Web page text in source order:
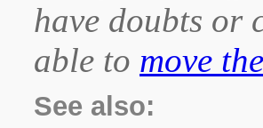
have doubts or
able to move
See also: